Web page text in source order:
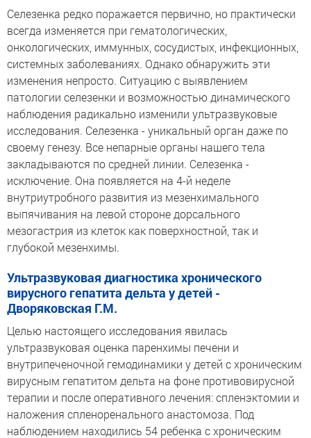
Селезенка редко поражается первично, но практически
всегда изменяется при гематологических,
онкологических, иммунных, сосудистых, инфекционных,
системных заболеваниях. Однако обнаружить эти
изменения непросто. Ситуацию с выявлением
патологии селезенки и возможностью динамического
наблюдения радикально изменили ультразвуковые
исследования. Селезенка - уникальный орган даже по
своему генезу. Все непарные органы нашего тела
закладываются по средней линии. Селезенка -
исключение. Она появляется на 4-й неделе
внутриутробного развития из мезенхимального
выпячивания на левой стороне дорсального
мезогастрия из клеток как поверхностной, так и
глубокой мезенхимы.
Ультразвуковая диагностика хронического
вирусного гепатита дельта у детей -
Дворяковская Г.М.
Целью настоящего исследования явилась
ультразвуковая оценка паренхимы печени и
внутрипеченочной гемодинамики у детей с хроническим
вирусным гепатитом дельта на фоне противовирусной
терапии и после оперативного лечения: спленэктомии и
наложения спленоренального анастомоза. Под
наблюдением находились 54 ребенка с хроническим